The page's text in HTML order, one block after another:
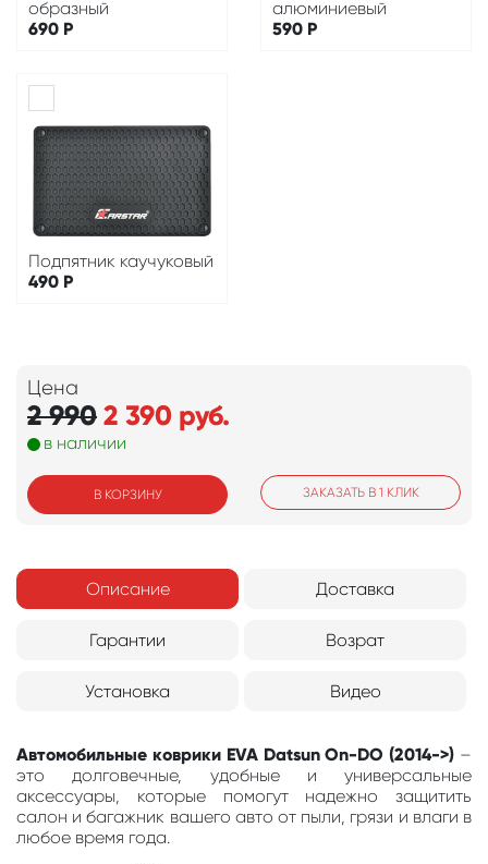
образный
690 Р
алюминиевый
590 Р
Подпятник каучуковый
490 Р
Цена
2 9902 390 руб.
в наличии
В КОРЗИНУ ЗАКАЗАТЬ В 1 КЛИК
Описание Доставка
Гарантии Возрат
Установка Видео
Автомобильные коврики EVA Datsun On-DO (2014->) –
это долговечные, удобные и универсальные
аксессуары, которые помогут надежно защитить
салон и багажник вашего авто от пыли, грязи и влаги в
любое время года.